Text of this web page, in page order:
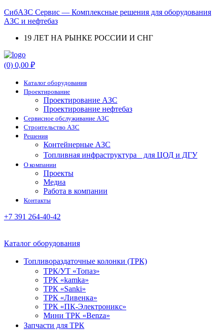
СибАЗС Сервис — Комплексные решения для оборудования
АЗС и нефтебаз
19 ЛЕТ НА РЫНКЕ РОССИИ И СНГ
Menu
(0) 0,00 ₽
Каталог оборудования
Проектирование
Проектирование АЗС
Проектирование нефтебаз
Cервисное обслуживание АЗС
Строительство АЗС
Решения
Контейнерные АЗС
Топливная инфраструктура для ЦОД и ДГУ
О компании
Проекты
Медиа
Работа в компании
Контакты
+7 391 264-40-42
Каталог оборудования
Топливораздаточные колонки (ТРК)
ТРК/УТ «Топаз»
ТРК «kamka»
ТРК «Sanki»
ТРК «Ливенка»
ТРК «ПК-Электроникс»
Мини ТРК «Benza»
Запчасти для ТРК